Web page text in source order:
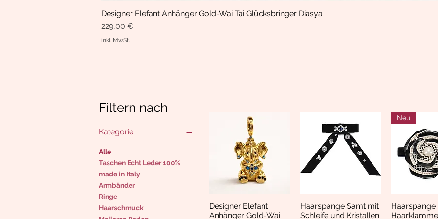
Schnellansicht
Designer Elefant Anhänger Gold-Wai Tai Glücksbringer Diasya
Preis
229,00 €
inkl. MwSt.
Filtern nach
Kategorie
Alle
Taschen Echt Leder 100%
made in Italy
Armbänder
Ringe
Haarschmuck
Schnellansicht
Designer Elefant
Anhänger Gold-Wai
Schnellansicht
Haarspange Samt mit
Schleife und Kristallen
Neu